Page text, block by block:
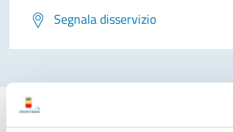
Segnala disservizio